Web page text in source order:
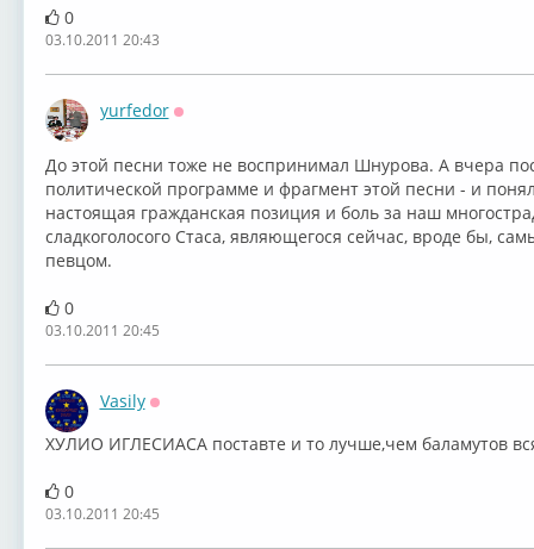
0
03.10.2011 20:43
yurfedor
До этой песни тоже не воспринимал Шнурова. А вчера
политической программе и фрагмент этой песни - и
настоящая гражданская позиция и боль за наш
сладкоголосого Стаса, являющегося сейчас, вроде бы,
певцом.
0
03.10.2011 20:45
Vasily
ХУЛИО ИГЛЕСИАСА поставте и то лучше,чем баламутов
0
03.10.2011 20:45